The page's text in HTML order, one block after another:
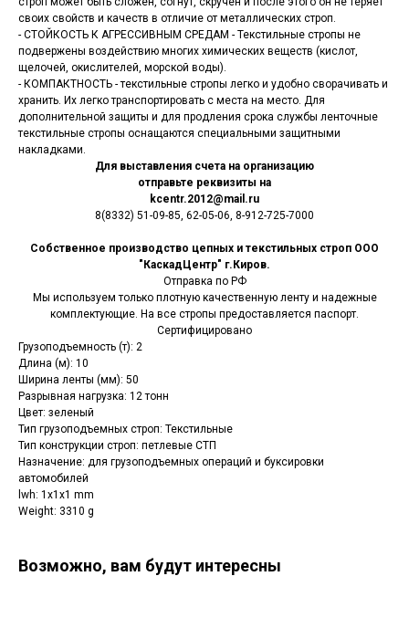
своих свойств и качеств в отличие от металлических строп.
- СТОЙКОСТЬ К АГРЕССИВНЫМ СРЕДАМ - Текстильные стропы не
подвержены воздействию многих химических веществ (кислот,
щелочей, окислителей, морской воды).
- КОМПАКТНОСТЬ - текстильные стропы легко и удобно сворачивать и
хранить. Их легко транспортировать с места на место. Для
дополнительной защиты и для продления срока службы ленточные
текстильные стропы оснащаются специальными защитными
накладками.
Для выставления счета на организацию
отправьте реквизиты на
kcentr.2012@mail.ru
8(8332) 51-09-85, 62-05-06, 8-912-725-7000
Собственное производство цепных и текстильных строп ООО
"КаскадЦентр" г.Киров.
Отправка по РФ
Мы используем только плотную качественную ленту и надежные
комплектующие. На все стропы предоставляется паспорт.
Сертифицировано
Грузоподъемность (т): 2
Длина (м): 10
Ширина ленты (мм): 50
Разрывная нагрузка: 12 тонн
Цвет: зеленый
Тип грузоподъемных строп: Текстильные
Тип конструкции строп: петлевые СТП
Назначение: для грузоподъемных операций и буксировки
автомобилей
lwh: 1x1x1 mm
Weight: 3310 g
Возможно, вам будут интересны